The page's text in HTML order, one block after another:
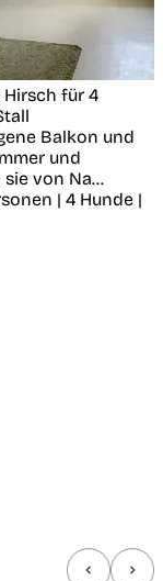
für 4
Balkon und
und
von Na...
| 4 Hunde |